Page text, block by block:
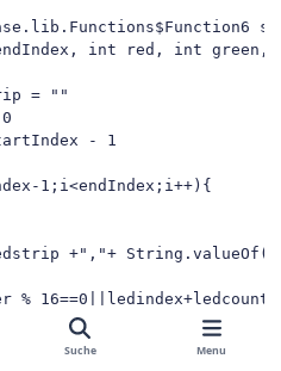
int red, int
= ""
- 1
1;i<endIndex;i++){
+","+
%
Suche Menu